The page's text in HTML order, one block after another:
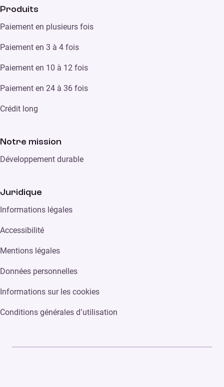
Produits
Paiement en plusieurs fois
Paiement en 3 à 4 fois
Paiement en 10 à 12 fois
Paiement en 24 à 36 fois
Crédit long
Notre mission
Développement durable
Juridique
Informations légales
Accessibilité
Mentions légales
Données personnelles
Informations sur les cookies
Conditions générales d’utilisation